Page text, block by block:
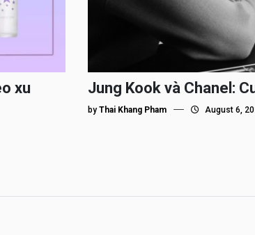
xu
Jung Kook và Chanel:
by Thai Khang Pham August 6,